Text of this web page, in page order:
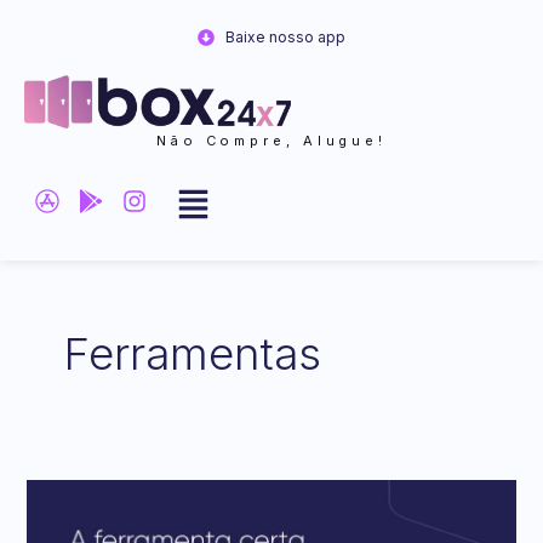
conteúdo
Não Compre, Alugue!
Baixe nosso app
Ferramentas